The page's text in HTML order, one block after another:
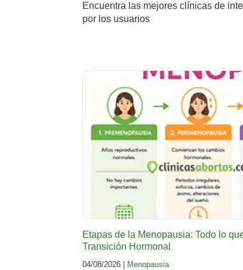
Encuentra las mejores clínicas de
por los usuarios
Etapas de la Menopausia: Todo lo
Transición Hormonal
04/08/2026 | Menopausia